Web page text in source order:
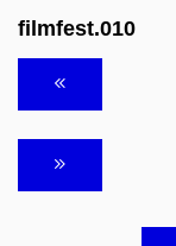
filmfest.010